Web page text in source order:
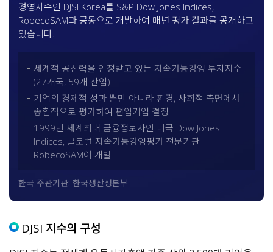
경영지수인 DJSI Korea를 S&P Dow Jones Indices,
RobecoSAM과 공동으로 개발하여 매년 평가 결과를 공개하고
있습니다.
세계적 공신력을 인정받고 있는 지속가능경영 투자지수
(27개국, 59개 산업)
기업의 경제적 성과 뿐만 아니라 환경, 사회적 측면에서
종합적으로 평가하여 편입기업 결정
1999년 세계최대 금융정보사인 미국 Dow Jones
Indices, 글로벌 지속가능경영평가 전문기관
RobecoSAM이 개발
한국 주관기관: 한국생산성본부
DJSI 지수의 구성